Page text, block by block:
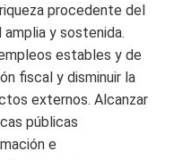
procedente del
y sostenida.
estables y de
fiscal y disminuir la
externos. Alcanzar
públicas
e